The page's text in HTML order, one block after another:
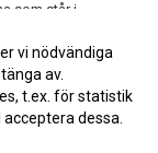
som står i
vi nödvändiga
av.
t.ex. för statistik
dessa.